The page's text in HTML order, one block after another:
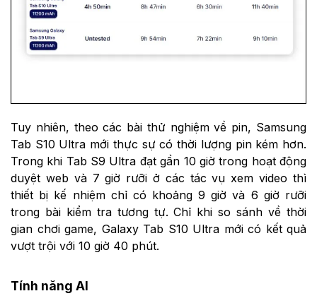
Tuy nhiên, theo các bài thử nghiệm về pin, Samsung
Tab S10 Ultra mới thực sự có thời lượng pin kém hơn.
Trong khi Tab S9 Ultra đạt gần 10 giờ trong hoạt động
duyệt web và 7 giờ rưỡi ở các tác vụ xem video thì
thiết bị kế nhiệm chỉ có khoảng 9 giờ và 6 giờ rưỡi
trong bài kiểm tra tương tự. Chỉ khi so sánh về thời
gian chơi game, Galaxy Tab S10 Ultra mới có kết quả
vượt trội với 10 giờ 40 phút.
Tính năng AI